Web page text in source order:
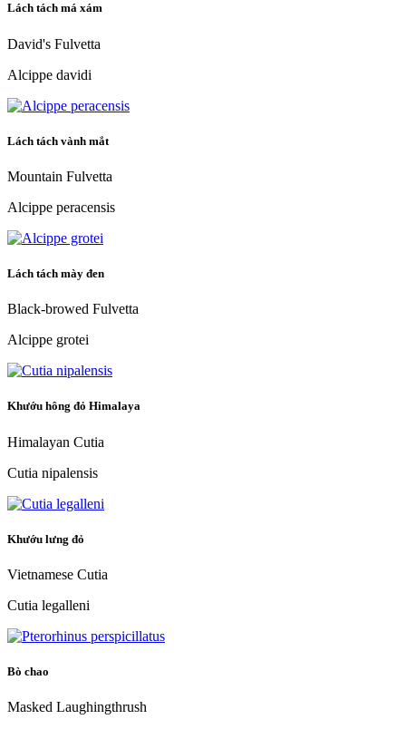
Lách tách má xám
David's Fulvetta
Alcippe davidi
Lách tách vành mắt
Mountain Fulvetta
Alcippe peracensis
Lách tách mày đen
Black-browed Fulvetta
Alcippe grotei
Khướu hông đỏ Himalaya
Himalayan Cutia
Cutia nipalensis
Khướu lưng đỏ
Vietnamese Cutia
Cutia legalleni
Bò chao
Masked Laughingthrush